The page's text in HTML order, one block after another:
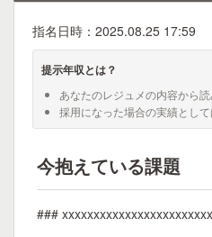
指名日時：2025.08.25 17:59
提示年収とは？
あなたのレジュメの内容から
採用になった場合の実績とし
今抱えている課題
### xxxxxxxxxxxxxxxxxxxxxxxx